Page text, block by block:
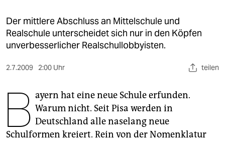
gesellschaft
kultur
nord
wahrheit
Der mittlere Abschluss an Mittelschule und
Realschule unterscheidet sich nur in den Köpfen
unverbesserlicher Realschullobbyisten.
2.7.2009 2:00 Uhr teilen
B ayern hat eine neue Schule erfunden.
Warum nicht. Seit Pisa werden in
Deutschland alle naselang neue
Schulformen kreiert. Rein von der Nomenklatur